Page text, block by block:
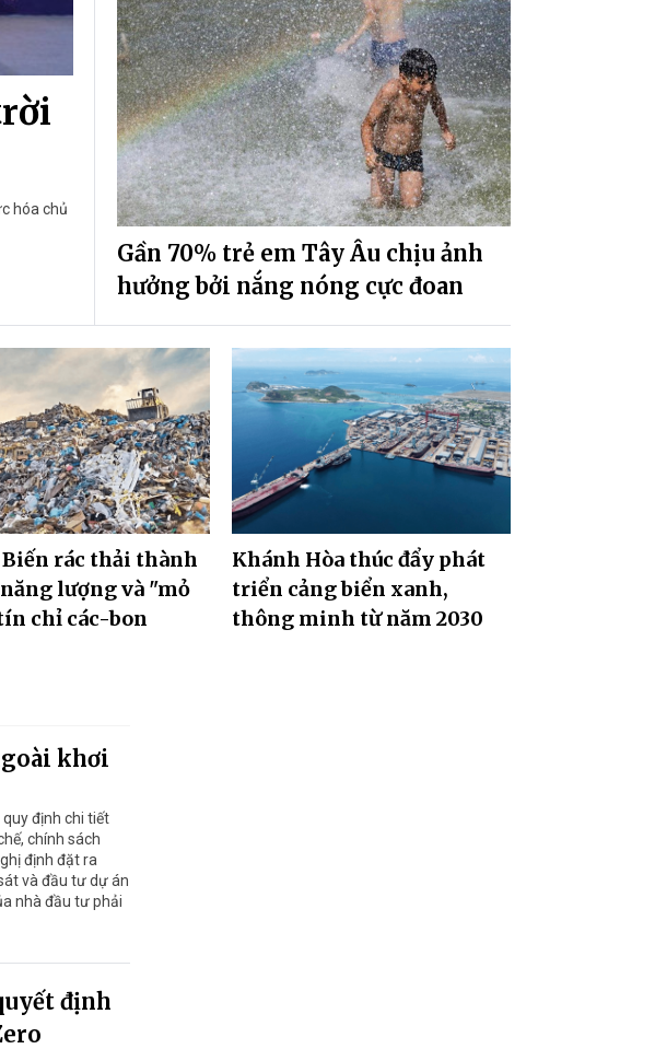
hóa chủ
Gần 70% trẻ em Tây Âu chịu ảnh
hưởng bởi nắng nóng cực đoan
rác thải thành
lượng và "mỏ
chỉ các-bon
Khánh Hòa thúc đẩy phát
triển cảng biển xanh,
thông minh từ năm 2030
khơi
định chi tiết
chính sách
định đặt ra
và đầu tư dự án
nhà đầu tư phải
định